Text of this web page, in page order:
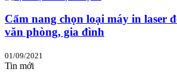
Cẩm nang chọn loại máy in laser
văn phòng, gia đình
01/09/2021
Tin mới